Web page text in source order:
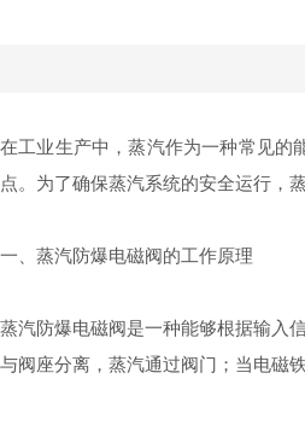
在工业生产中，蒸汽作为一种常见的
点。为了确保蒸汽系统的安全运行，
一、蒸汽防爆电磁阀的工作原理
蒸汽防爆电磁阀是一种能够根据输入
与阀座分离，蒸汽通过阀门；当电磁